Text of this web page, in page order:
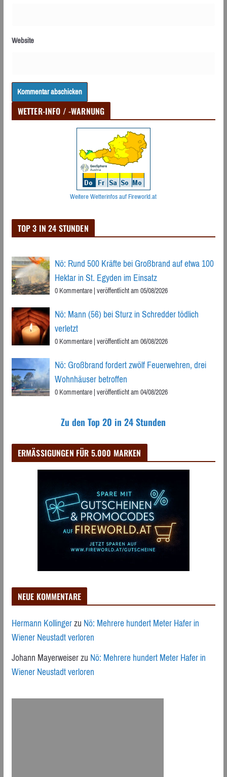
Website
WETTER-INFO / -WARNUNG
Weitere Wetterinfos auf Fireworld.at
TOP 3 IN 24 STUNDEN
Nö: Rund 500 Kräfte bei Großbrand auf etwa 100
Hektar in St. Egyden im Einsatz
0 Kommentare|veröffentlicht am 05/08/2026
Nö: Mann (56) bei Sturz in Schredder tödlich
verletzt
0 Kommentare|veröffentlicht am 06/08/2026
Nö: Großbrand fordert zwölf Feuerwehren, drei
Wohnhäuser betroffen
0 Kommentare|veröffentlicht am 04/08/2026
Zu den Top 20 in 24 Stunden
ERMÄSSIGUNGEN FÜR 5.000 MARKEN
NEUE KOMMENTARE
Hermann KollingerzuNö: Mehrere hundert Meter Hafer in
Wiener Neustadt verloren
Johann MayerweiserzuNö: Mehrere hundert Meter Hafer in
Wiener Neustadt verloren